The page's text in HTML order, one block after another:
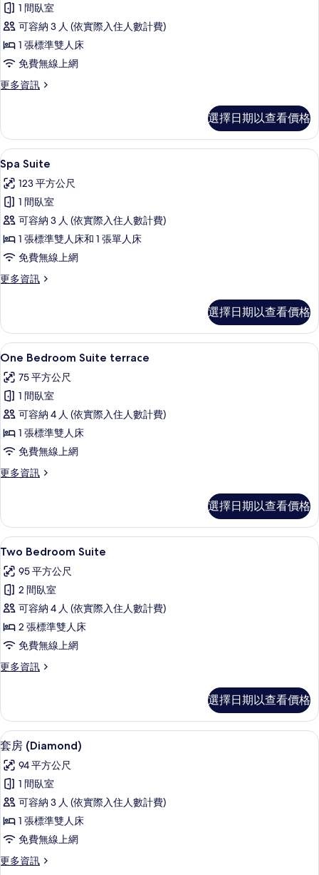
庭
複
式
房
屋
所
有
相
片
1 間臥室
可容納 3 人 (依實際入住人數計費)
1 張標準雙人床
免費無線上網
更多資訊
更
複
式
房
屋
的
詳
選擇日期以查看價格
顯
示
Spa
Suite
的
所
有
相
Spa Suite | 高級寢具、迷你吧、客房
10
Spa Suite
123 平方公尺
1 間臥室
可容納 3 人 (依實際入住人數計費)
1 張標準雙人床和 1 張單人床
免費無線上網
更多資訊
更
的
詳
情
選擇日期以查看價格
顯
示
One
Bedroom
Suite
terrace
的
所
片
One Bedroom Suite terrace | 高級寢
8
One Bedroom Suite terrace
75 平方公尺
1 間臥室
可容納 4 人 (依實際入住人數計費)
1 張標準雙人床
免費無線上網
更多資訊
更
Suite
terrace
的
情
選擇日期以查看價格
顯
示
Two
Bedroom
Suite
的
所
有
高級寢具、迷你吧、客房內保險箱、書
12
Two Bedroom Suite
95 平方公尺
2 間臥室
可容納 4 人 (依實際入住人數計費)
2 張標準雙人床
免費無線上網
更多資訊
更
Suite
的
詳
選擇日期以查看價格
顯
示
套
房
(Diamond)
的
所
有
套房 (Diamond) | 高級寢具、迷你吧
6
套房 (Diamond)
94 平方公尺
1 間臥室
可容納 3 人 (依實際入住人數計費)
1 張標準雙人床
免費無線上網
更多資訊
更